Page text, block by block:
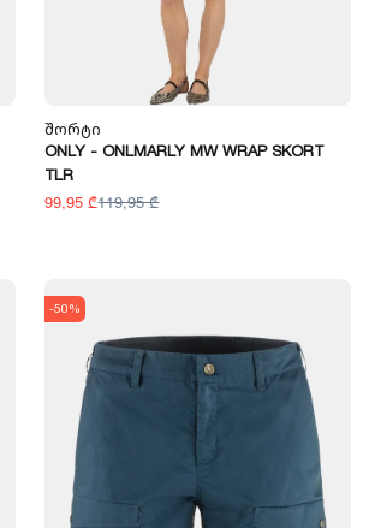
Შორტი
ONLY - ONLMARLY MW WRAP SKORT
TLR
99,95 ₾119,95 ₾
-50%